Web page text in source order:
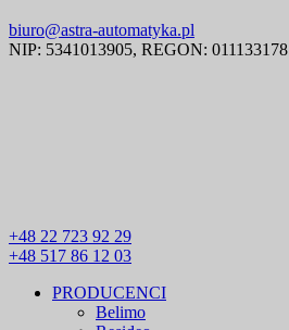
biuro@astra-automatyka.pl
NIP: 5341013905, REGON: 011133178
+48 22 723 92 29
+48 517 86 12 03
PRODUCENCI
Belimo